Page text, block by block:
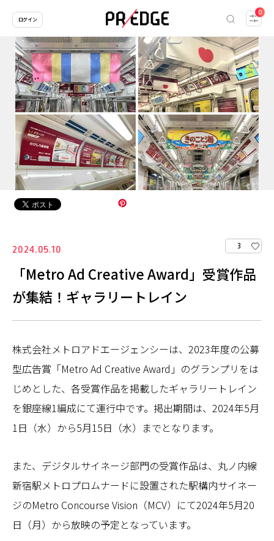
0
ログイン
2024.05.10 3
「Metro Ad Creative Award」受賞作品
が集結！ギャラリートレイン
株式会社メトロアドエージェンシーは、2023年度の公募
型広告賞「Metro Ad Creative Award」のグランプリをは
じめとした、各受賞作品を掲載したギャラリートレイン
を銀座線1編成にて運行中です。掲出期間は、2024年5月
1日（水）から5月15日（水）までとなります。
また、デジタルサイネージ部門の受賞作品は、丸ノ内線
新宿駅メトロプロムナードに設置された駅構内サイネー
ジのMetro Concourse Vision（MCV）にて2024年5月20
日（月）から放映の予定となっています。